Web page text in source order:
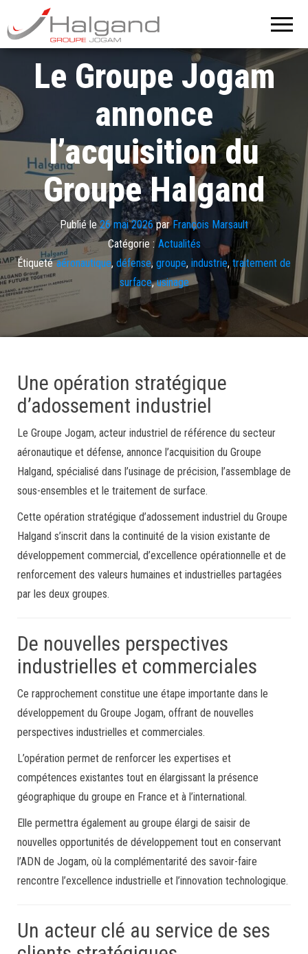
Le Groupe Jogam
annonce
l’acquisition du
Groupe Halgand
Publié le26 mai 2026parFrançois Marsault
Catégorie : Actualités
Étiqueté aéronautique, défense, groupe, industrie, traitement de
surface,usinage
Une opération stratégique
d’adossement industriel
Le Groupe Jogam, acteur industriel de référence du secteur
aéronautique et défense, annonce l’acquisition du Groupe
Halgand, spécialisé dans l’usinage de précision, l’assemblage de
sous-ensembles et le traitement de surface.
Cette opération stratégique d’adossement industriel du Groupe
Halgand s’inscrit dans la continuité de la vision existante de
développement commercial, d’excellence opérationnelle et de
renforcement des valeurs humaines et industrielles partagées
par les deux groupes.
De nouvelles perspectives
industrielles et commerciales
Ce rapprochement constitue une étape importante dans le
développement du Groupe Jogam, offrant de nouvelles
perspectives industrielles et commerciales.
L’opération permet de renforcer les expertises et
compétences existantes tout en élargissant la présence
géographique du groupe en France et à l’international.
Elle permettra également au groupe élargi de saisir de
nouvelles opportunités de développement tout en conservant
l’ADN de Jogam, où la complémentarité des savoir-faire
rencontre l’excellence industrielle et l’innovation technologique.
Un acteur clé au service de ses